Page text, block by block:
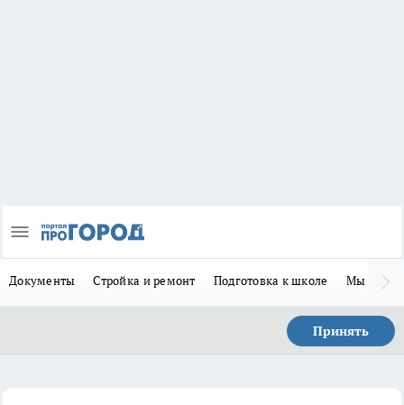
Документы Стройка и ремонт Подготовка к школе Мы в MAX
Принять